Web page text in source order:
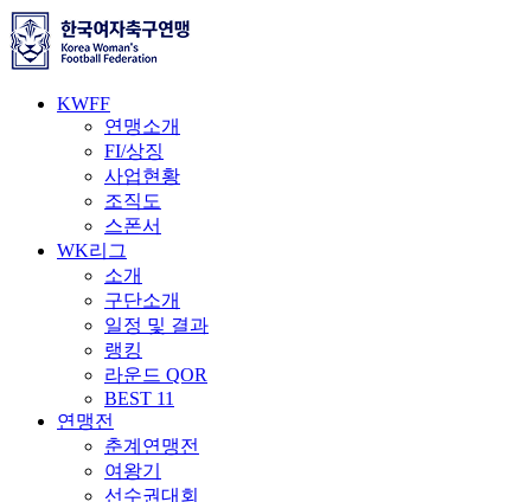
KWFF
연맹소개
FI/상징
사업현황
조직도
스폰서
WK리그
소개
구단소개
일정 및 결과
랭킹
라운드 QOR
BEST 11
연맹전
춘계연맹전
여왕기
선수권대회